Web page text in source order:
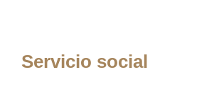
Servicio social